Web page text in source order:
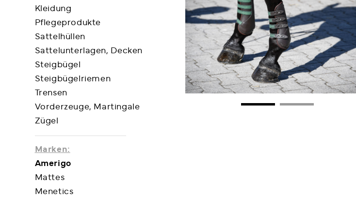
Kleidung
Pflegeprodukte
Sattelhüllen
Sattelunterlagen, Decken
Steigbügel
Steigbügelriemen
Trensen
Vorderzeuge, Martingale
Zügel
Marken:
Amerigo
Mattes
Menetics